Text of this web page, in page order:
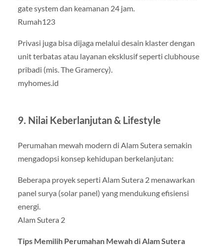
gate system dan keamanan 24 jam.
Rumah123
Privasi juga bisa dijaga melalui desain klaster dengan
unit terbatas atau layanan eksklusif seperti clubhouse
pribadi (mis. The Gramercy).
myhomes.id
9. Nilai Keberlanjutan & Lifestyle
Perumahan mewah modern di Alam Sutera semakin
mengadopsi konsep kehidupan berkelanjutan:
Beberapa proyek seperti Alam Sutera 2 menawarkan
panel surya (solar panel) yang mendukung efisiensi
energi.
Alam Sutera 2
Tips Memilih Perumahan Mewah di Alam Sutera